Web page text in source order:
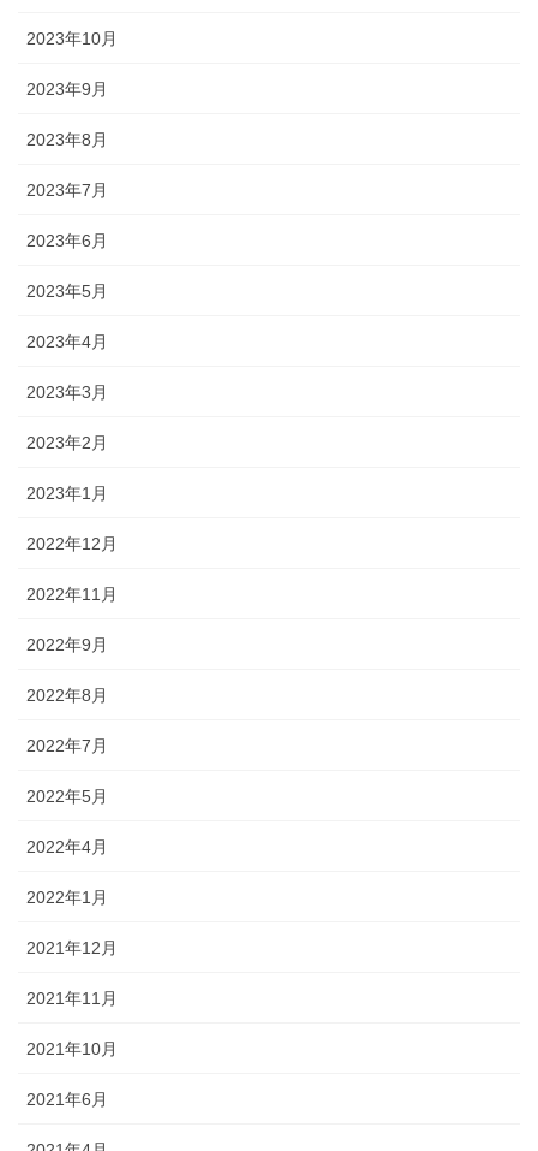
2023年10月
2023年9月
2023年8月
2023年7月
2023年6月
2023年5月
2023年4月
2023年3月
2023年2月
2023年1月
2022年12月
2022年11月
2022年9月
2022年8月
2022年7月
2022年5月
2022年4月
2022年1月
2021年12月
2021年11月
2021年10月
2021年6月